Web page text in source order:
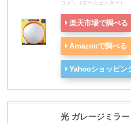
コメリ（ホームセンター）
楽天市場で調べる
Amazonで調べる
Yahooショッピン
光 ガレージミラ